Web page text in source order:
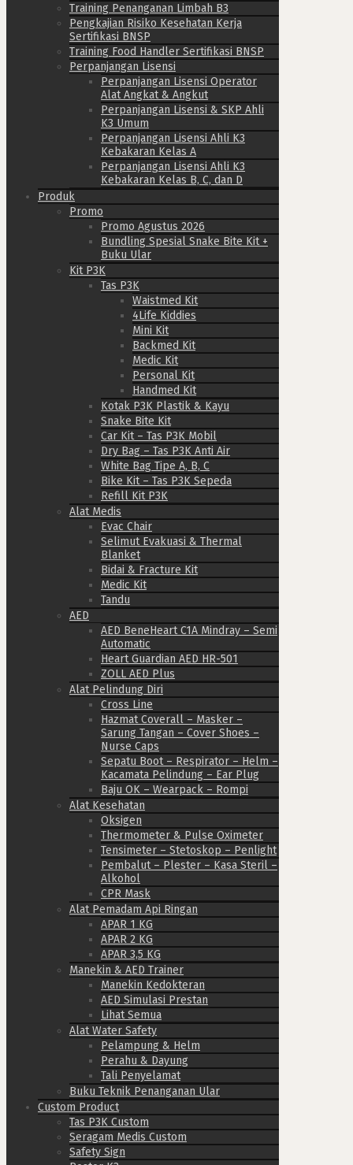
Training Penanganan Limbah B3
Pengkajian Risiko Kesehatan Kerja
Sertifikasi BNSP
Training Food Handler Sertifikasi BNSP
Perpanjangan Lisensi
Perpanjangan Lisensi Operator
Alat Angkat & Angkut
Perpanjangan Lisensi & SKP Ahli
K3 Umum
Perpanjangan Lisensi Ahli K3
Kebakaran Kelas A
Perpanjangan Lisensi Ahli K3
Kebakaran Kelas B, C, dan D
Produk
Promo
Promo Agustus 2026
Bundling Spesial Snake Bite Kit +
Buku Ular
Kit P3K
Tas P3K
Waistmed Kit
4Life Kiddies
Mini Kit
Backmed Kit
Medic Kit
Personal Kit
Handmed Kit
Kotak P3K Plastik & Kayu
Snake Bite Kit
Car Kit – Tas P3K Mobil
Dry Bag – Tas P3K Anti Air
White Bag Tipe A, B, C
Bike Kit – Tas P3K Sepeda
Refill Kit P3K
Alat Medis
Evac Chair
Selimut Evakuasi & Thermal
Blanket
Bidai & Fracture Kit
Medic Kit
Tandu
AED
AED BeneHeart C1A Mindray – Semi
Automatic
Heart Guardian AED HR-501
ZOLL AED Plus
Alat Pelindung Diri
Cross Line
Hazmat Coverall – Masker –
Sarung Tangan – Cover Shoes –
Nurse Caps
Sepatu Boot – Respirator – Helm –
Kacamata Pelindung – Ear Plug
Baju OK – Wearpack – Rompi
Alat Kesehatan
Oksigen
Thermometer & Pulse Oximeter
Tensimeter – Stetoskop – Penlight
Pembalut – Plester – Kasa Steril –
Alkohol
CPR Mask
Alat Pemadam Api Ringan
APAR 1 KG
APAR 2 KG
APAR 3,5 KG
Manekin & AED Trainer
Manekin Kedokteran
AED Simulasi Prestan
Lihat Semua
Alat Water Safety
Pelampung & Helm
Perahu & Dayung
Tali Penyelamat
Buku Teknik Penanganan Ular
Custom Product
Tas P3K Custom
Seragam Medis Custom
Safety Sign